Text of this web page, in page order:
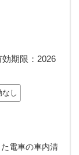
効期限： 2026
なし
電車の車内清